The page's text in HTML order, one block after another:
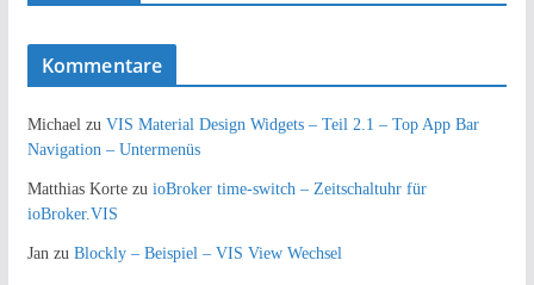
Kommentare
Michaelzu VIS Material Design Widgets – Teil 2.1 – Top App Bar
Navigation – Untermenüs
Matthias Kortezu ioBroker time-switch – Zeitschaltuhr für
ioBroker.VIS
Janzu Blockly – Beispiel – VIS View Wechsel